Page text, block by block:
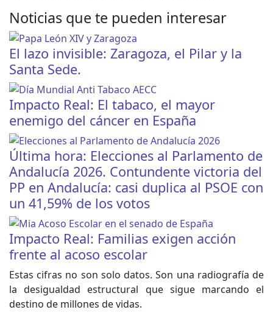
Noticias que te pueden interesar
El lazo invisible: Zaragoza, el Pilar y la
Santa Sede.
Impacto Real: El tabaco, el mayor
enemigo del cáncer en España
Última hora: Elecciones al Parlamento de
Andalucía 2026. Contundente victoria del
PP en Andalucía: casi duplica al PSOE con
un 41,59% de los votos
Impacto Real: Familias exigen acción
frente al acoso escolar
Estas cifras no son solo datos. Son una radiografía de
la desigualdad estructural que sigue marcando el
destino de millones de vidas.